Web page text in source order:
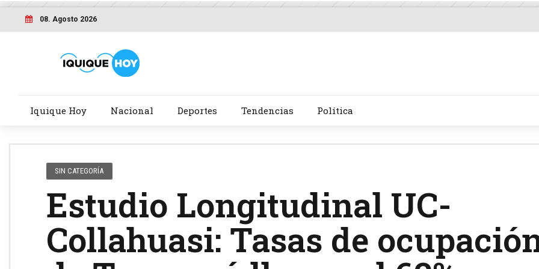
08. Agosto 2026
Iquique Hoy Nacional Deportes Tendencias Política
SIN CATEGORÍA
Estudio Longitudinal UC-
Collahuasi: Tasas de